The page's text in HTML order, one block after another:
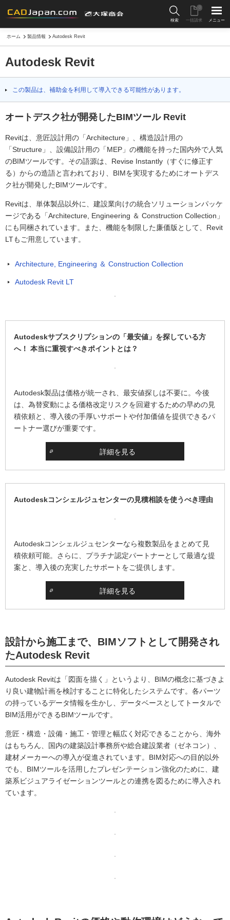
検索 一括請求
0
メニュー
ホーム 製品情報 Autodesk Revit
Autodesk Revit
この製品は、補助金を利用して導入できる可能性があります。
オートデスク社が開発したBIMツール Revit
Revitは、意匠設計用の「Architecture」、構造設計用の
「Structure」、設備設計用の「MEP」の機能を持った国内外で人気
のBIMツールです。その語源は、Revise Instantly（すぐに修正す
る）からの造語と言われており、BIMを実現するためにオートデス
ク社が開発したBIMツールです。
Revitは、単体製品以外に、建設業向けの統合ソリューションパッケ
ージである「Architecture, Engineering ＆ Construction Collection」
にも同梱されています。また、機能を制限した廉価版として、Revit
LTもご用意しています。
Architecture, Engineering ＆ Construction Collection
Autodesk Revit LT
Autodeskサブスクリプションの「最安値」を探している方
へ！ 本当に重視すべきポイントとは？
Autodesk製品は価格が統一され、最安値探しは不要に。今後
は、為替変動による価格改定リスクを回避するための早めの見
積依頼と、導入後の手厚いサポートや付加価値を提供できるパ
ートナー選びが重要です。
詳細を見る
Autodeskコンシェルジュセンターの見積相談を使うべき理由
Autodeskコンシェルジュセンターなら複数製品をまとめて見
積依頼可能。さらに、プラチナ認定パートナーとして最適な提
案と、導入後の充実したサポートをご提供します。
詳細を見る
設計から施工まで、BIMソフトとして開発され
たAutodesk Revit
Autodesk Revitは「図面を描く」というより、BIMの概念に基づきよ
り良い建物計画を検討することに特化したシステムです。各パーツ
の持っているデータ情報を生かし、データベースとしてトータルで
BIM活用ができるBIMツールです。
意匠・構造・設備・施工・管理と幅広く対応できることから、海外
はもちろん、国内の建築設計事務所や総合建設業者（ゼネコン）、
建材メーカーへの導入が促進されています。BIM対応への目的以外
でも、BIMツールを活用したプレゼンテーション強化のために、建
築系ビジュアライゼーションツールとの連携を図るために導入され
ています。